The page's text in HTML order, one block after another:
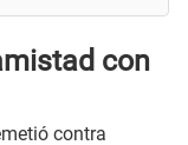
con
contra